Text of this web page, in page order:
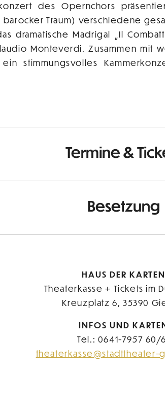
des Opernchors
barocker Traum) verschiedene
dramatische Madrigal „Il
Monteverdi. Zusammen mit
stimmungsvolles
Termine &
Besetzung
HAUS DER KARTEN
Theaterkasse + Tickets im
Kreuzplatz 6, 35390
INFOS UND
Tel.: 0641-7957 60/
theaterkasse@stadttheater-